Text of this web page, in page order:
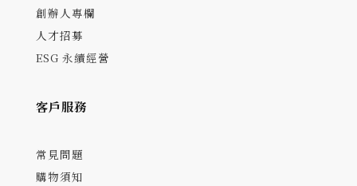
創辦人專欄
人才招募
ESG 永續經營
客戶服務
常見問題
購物須知